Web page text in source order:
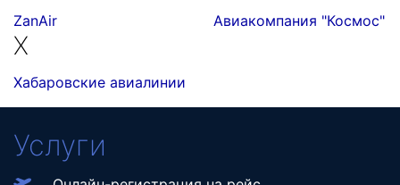
ZanAir Авиакомпания "Космос"
Х
Хабаровские авиалинии
Услуги